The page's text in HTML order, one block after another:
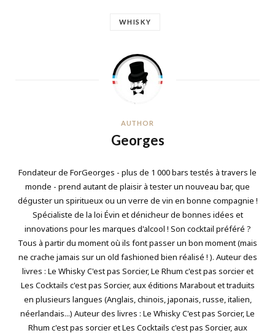
WHISKY
AUTHOR
Georges
Fondateur de ForGeorges - plus de 1 000 bars testés à travers le
monde - prend autant de plaisir à tester un nouveau bar, que
déguster un spiritueux ou un verre de vin en bonne compagnie !
Spécialiste de la loi Évin et dénicheur de bonnes idées et
innovations pour les marques d'alcool ! Son cocktail préféré ?
Tous à partir du moment où ils font passer un bon moment (mais
ne crache jamais sur un old fashioned bien réalisé ! ). Auteur des
livres : Le Whisky C'est pas Sorcier, Le Rhum c'est pas sorcier et
Les Cocktails c'est pas Sorcier, aux éditions Marabout et traduits
en plusieurs langues (Anglais, chinois, japonais, russe, italien,
néerlandais...) Auteur des livres : Le Whisky C'est pas Sorcier, Le
Rhum c'est pas sorcier et Les Cocktails c'est pas Sorcier, aux